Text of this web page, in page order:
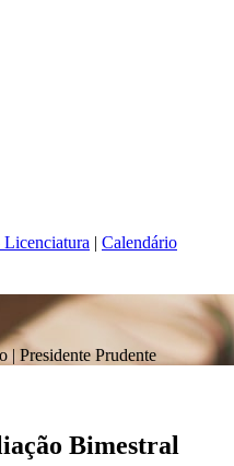
| Calendário
| Presidente Prudente
Bimestral